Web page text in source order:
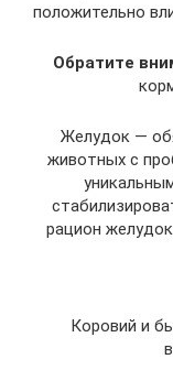
положительно
Обратите
Желудок —
животных с
рацион
Коровий и